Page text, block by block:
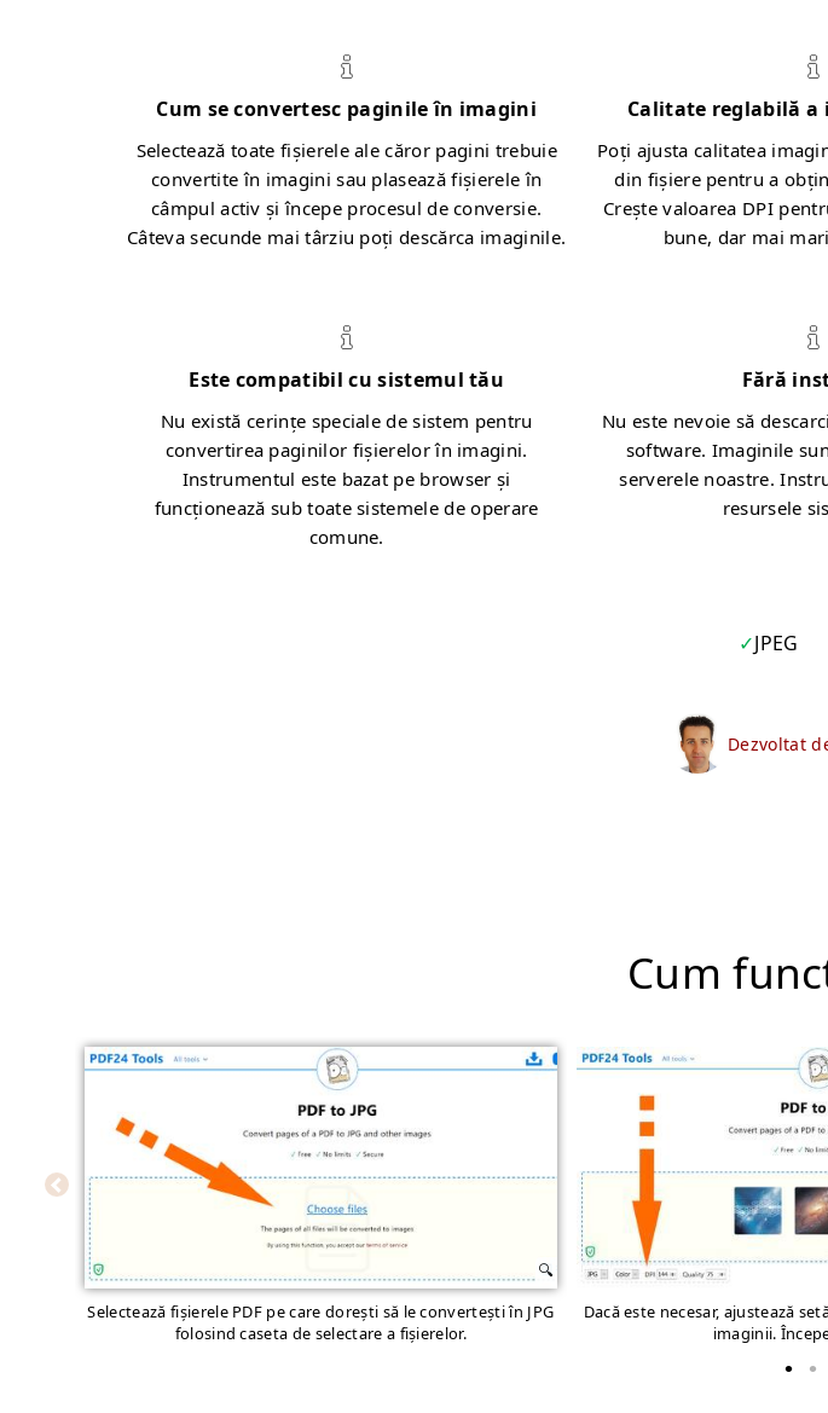
Cum se convertesc paginile în imagini
Selectează toate fișierele ale căror pagini trebuie
convertite în imagini sau plasează fișierele în
câmpul activ și începe procesul de conversie.
Câteva secunde mai târziu poți descărca imaginile.
Calitate reglabilă
Poți ajusta calitatea
din fișiere pentru a
Crește valoarea DPI
bune, dar mai
Este compatibil cu sistemul tău
Nu există cerințe speciale de sistem pentru
convertirea paginilor fișierelor în imagini.
Instrumentul este bazat pe browser și
funcționează sub toate sistemele de operare
comune.
Fără
Nu este nevoie să
software. Imaginile
serverele noastre.
resursele
JPEG
Dezvoltat
Cum
Selectează fișierele PDF pe care dorești să le convertești în JPG
folosind caseta de selectare a fișierelor.
Dacă este necesar, ajustează
imaginii.